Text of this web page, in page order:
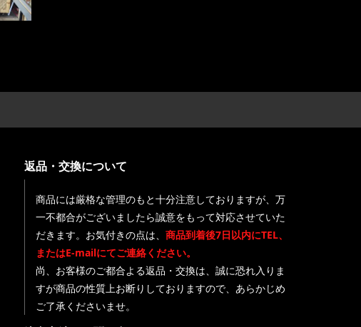
返品・交換について
商品には厳格な管理のもと十分注意しておりますが、万
一不都合がございましたら誠意をもって対応させていた
だきます。お気付きの点は、 商品到着後7日以内にTEL、
またはE-mailにてご連絡ください。
尚、お客様のご都合よる返品・交換は、誠に恐れ入りま
すが商品の性質上お断りしておりますので、あらかじめ
ご了承くださいませ。